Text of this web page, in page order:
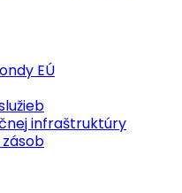
EÚ
infraštruktúry